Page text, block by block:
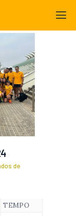
de
TEMPO